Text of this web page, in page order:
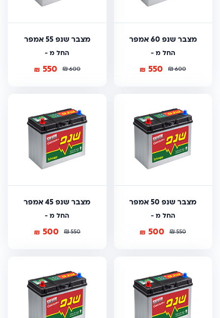
מצבר שנפ 60 אמפר
החל מ -
600
₪
550
₪
מצבר שנפ 55 אמפר
החל מ -
600
₪
550
₪
מצבר שנפ 50 אמפר
החל מ -
550
₪
500
₪
מצבר שנפ 45 אמפר
החל מ -
550
₪
500
₪